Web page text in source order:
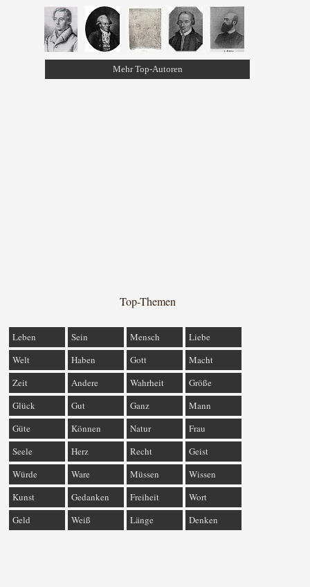
Mehr Top-Autoren
Top-Themen
Leben Sein Mensch
Liebe
Welt
Haben Gott
Macht
Zeit
Andere Wahrheit
Größe
Glück
Gut Ganz
Mann
Güte
Können Natur
Frau
Seele
Herz Recht
Geist
Würde
Ware Müssen
Wissen
Kunst
Gedanken Freiheit
Wort
Geld
Weiß Länge Denken